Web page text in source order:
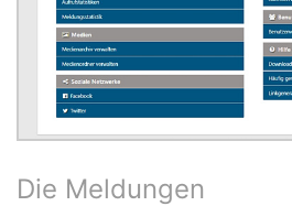
Die Meldungen